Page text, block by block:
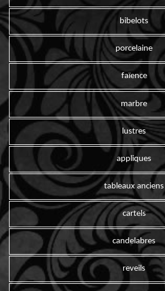
bibelots
porcelaine
faïence
marbre
lustres
appliques
tableaux anciens
cartels
candelabres
reveils